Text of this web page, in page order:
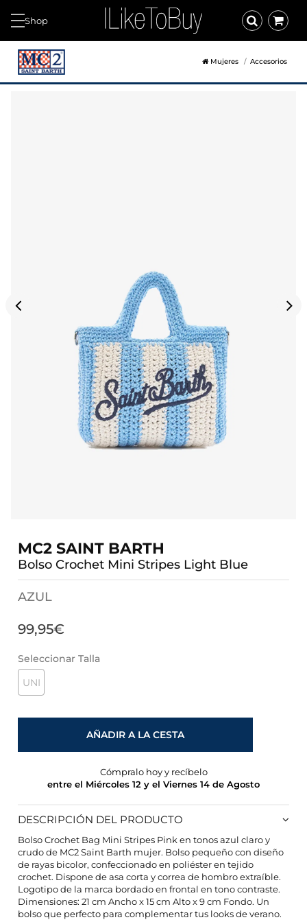
Shop
Mujeres Accesorios
MC2 SAINT BARTH
Bolso Crochet Mini Stripes Light Blue
AZUL
99,95€
Seleccionar Talla
UNI
AÑADIR A LA CESTA
Cómpralo hoy y recíbelo
entre el Miércoles 12 y el Viernes 14 de Agosto
DESCRIPCIÓN DEL PRODUCTO
Bolso Crochet Bag Mini Stripes Pink en tonos azul claro y
crudo de MC2 Saint Barth mujer. Bolso pequeño con diseño
de rayas bicolor, confeccionado en poliéster en tejido
crochet. Dispone de asa corta y correa de hombro extraíble.
Logotipo de la marca bordado en frontal en tono contraste.
Dimensiones: 21 cm Ancho x 15 cm Alto x 9 cm Fondo. Un
bolso que perfecto para complementar tus looks de verano.
CONFIGURACIÓN DE COOKIES
HABILITAR TODO RECHAZAR TODO